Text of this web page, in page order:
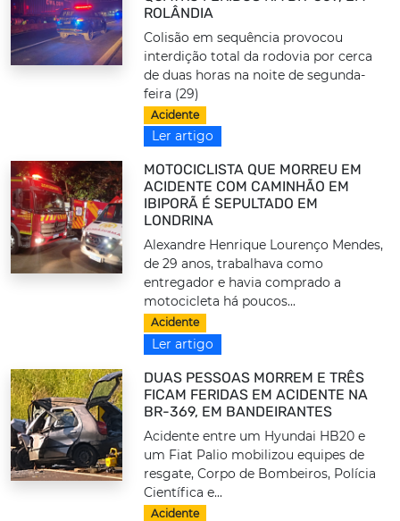
ROLÂNDIA
Colisão em sequência provocou
interdição total da rodovia por cerca
de duas horas na noite de segunda-
feira (29)
Acidente
Ler artigo
MOTOCICLISTA QUE MORREU EM
ACIDENTE COM CAMINHÃO EM
IBIPORÃ É SEPULTADO EM
LONDRINA
Alexandre Henrique Lourenço Mendes,
de 29 anos, trabalhava como
entregador e havia comprado a
motocicleta há poucos...
Acidente
Ler artigo
DUAS PESSOAS MORREM E TRÊS
FICAM FERIDAS EM ACIDENTE NA
BR-369, EM BANDEIRANTES
Acidente entre um Hyundai HB20 e
um Fiat Palio mobilizou equipes de
resgate, Corpo de Bombeiros, Polícia
Científica e...
Acidente